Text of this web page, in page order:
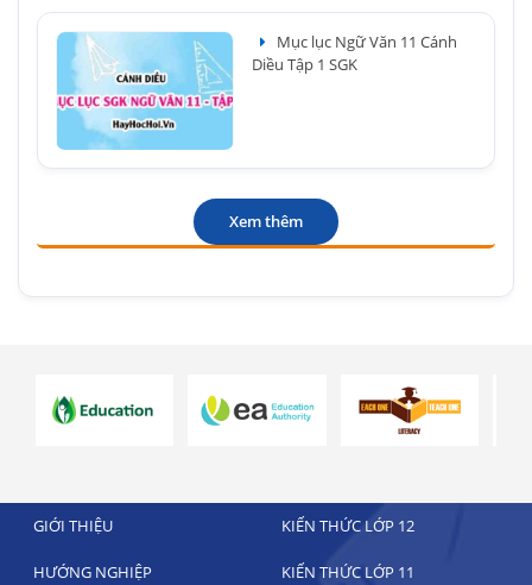
Mục lục Ngữ Văn 11 Cánh
Diều Tập 1 SGK
Xem thêm
GIỚI THIỆU KIẾN THỨC LỚP 12
HƯỚNG NGHIỆP KIẾN THỨC LỚP 11